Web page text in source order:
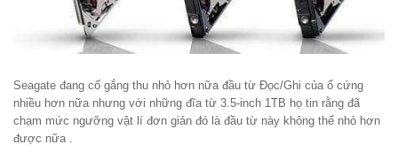
Seagate đang cố gắng thu nhỏ hơn nữa đầu từ Đọc/Ghi của ổ cứng
nhiều hơn nữa nhưng với những đĩa từ 3.5-inch 1TB họ tin rằng đã
chạm mức ngưỡng vật lí đơn giản đó là đầu từ này không thể nhỏ hơn
được nữa .